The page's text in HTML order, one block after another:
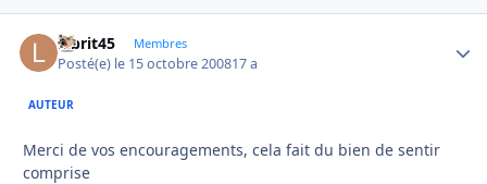
labrit45 Membres
Posté(e) le 15 octobre 200817 a
AUTEUR
Merci de vos encouragements, cela fait du bien de sentir
comprise